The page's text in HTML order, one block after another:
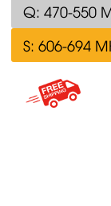
Q: 470-550
S: 606-694